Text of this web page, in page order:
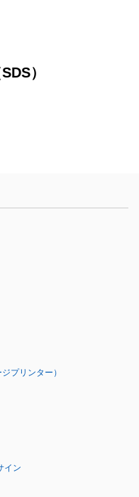
）
プリンター）
イン